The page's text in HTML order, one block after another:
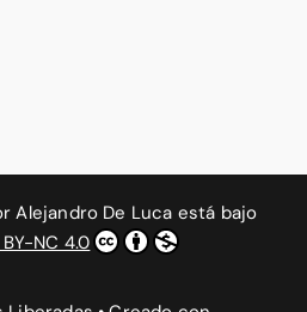
Alejandro De Luca está bajo
NC 4.0